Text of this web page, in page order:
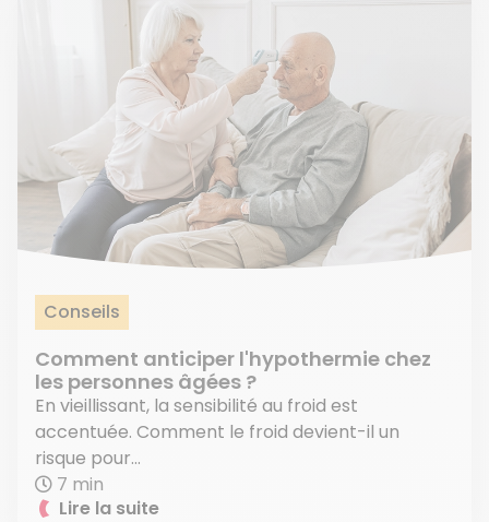
Conseils
Comment anticiper l'hypothermie chez
les personnes âgées ?
En vieillissant, la sensibilité au froid est
accentuée. Comment le froid devient-il un
risque pour...
7 min
Lire la suite